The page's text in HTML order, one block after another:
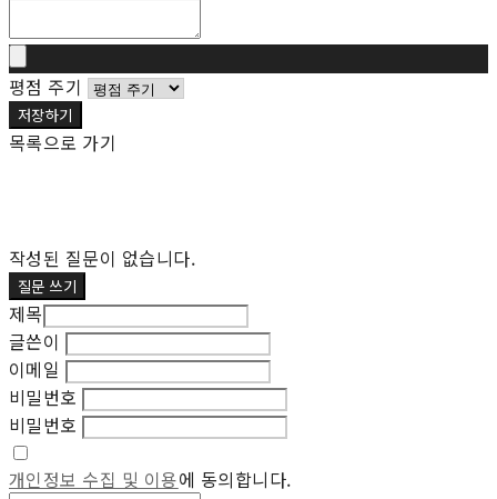
평점 주기
저장하기
목록으로 가기
작성된 질문이 없습니다.
질문 쓰기
제목
글쓴이
이메일
비밀번호
비밀번호
개인정보 수집 및 이용에 동의합니다.